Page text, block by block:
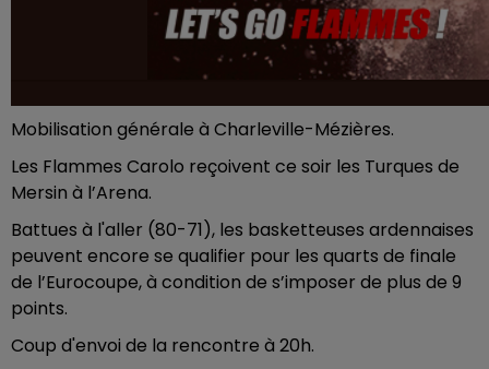
Mobilisation générale à Charleville-Mézières.
Les Flammes Carolo reçoivent ce soir les Turques de
Mersin à l’Arena.
Battues à l'aller (80-71), les basketteuses ardennaises
peuvent encore se qualifier pour les quarts de finale
de l’Eurocoupe, à condition de s’imposer de plus de 9
points.
Coup d'envoi de la rencontre à 20h.